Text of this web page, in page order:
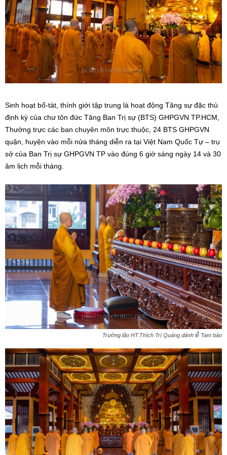
Sinh hoạt bố-tát, thính giới tập trung là hoạt động Tăng sự đặc thù
định kỳ của chư tôn đức Tăng Ban Trị sự (BTS) GHPGVN TP.HCM,
Thường trực các ban chuyên môn trực thuộc, 24 BTS GHPGVN
quận, huyện vào mỗi nửa tháng diễn ra tại Việt Nam Quốc Tự – trụ
sở của Ban Trị sự GHPGVN TP vào đúng 6 giờ sáng ngày 14 và 30
âm lịch mỗi tháng.
Trưởng lão HT.Thích Trí Quảng đảnh lễ Tam bảo